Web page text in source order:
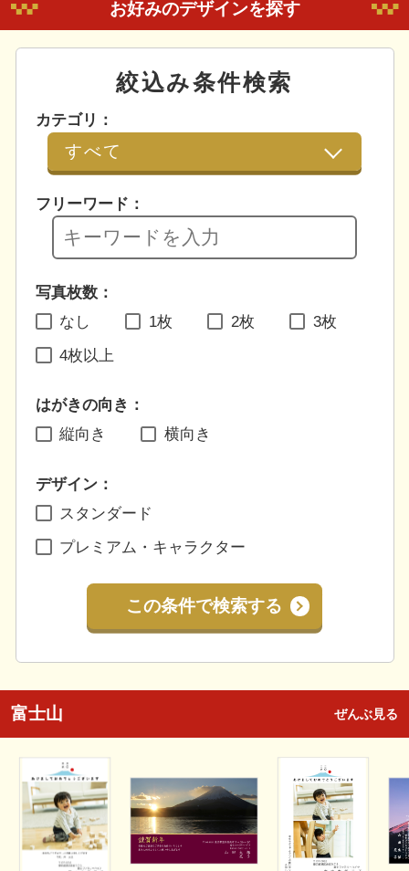
お好みのデザインを探す
絞込み条件検索
カテゴリ：
フリーワード：
写真枚数：
なし
1枚 2枚 3枚
4枚以上
はがきの向き：
縦向き
横向き
デザイン：
スタンダード
プレミアム・キャラクター
この条件で検索する
富士山 ぜんぶ見る